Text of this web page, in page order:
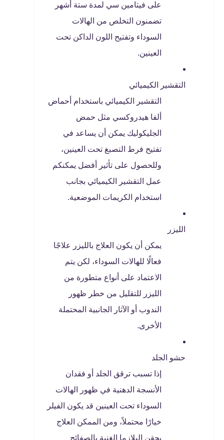
على فيتامين سي لمدة ستة أشهر
تضمنون التخلص من الهالات
السوداء وتفتيح اللون الداكن تحت
العينين.
التقشير الكيميائي
التقشير الكيميائي باستخدام أحماض
ألفا هيدروكسي مثل حمض
الجليكوليك يمكن أن يساعد في
تفتيح فرط التصبغ تحت العينين،
وللحصول على تأثير أفضل يمكنكم
عمل التقشير الكيميائي بجانب
استخدام الكريمات الموضعية.
الليزر
يمكن أن يكون العلاج بالليزر علاجًا
فعالًا للهالات السوداء، لكن يتم
الاعتماد على أنواع متطورة من
الليزر للتقليل من خطر ظهور
الندوب أو الآثار الجانبية المحتملة
الأخرى.
حشو الجلد
إذا تسبب ترقق الجلد أو فقدان
الأنسجة الدهنية في ظهور الهالات
السوداء تحت العينين قد يكون الفيلر
خيارًا محتملاً، ومن الممكن العلاج
بحقن البلازما الغنية بالصفائح